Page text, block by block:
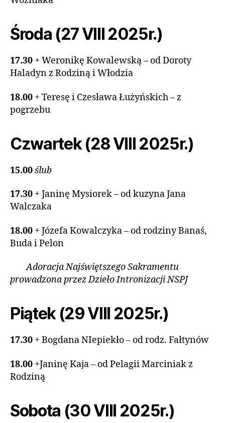
Środa (27 VIII 2025r.)
17.30 + Weronikę Kowalewską – od Doroty
Haladyn z Rodziną i Włodzia
18.00 + Teresę i Czesława Łużyńskich – z
pogrzebu
Czwartek (28 VIII 2025r.)
15.00ślub
17.30 + Janinę Mysiorek – od kuzyna Jana
Walczaka
18.00 + Józefa Kowalczyka – od rodziny Banaś,
Buda i Pelon
Adoracja Najświętszego Sakramentu
prowadzona przez Dzieło Intronizacji NSPJ
Piątek (29 VIII 2025r.)
17.30 + Bogdana NIepiekło – od rodz. Fałtynów
18.00 +Janinę Kaja – od Pelagii Marciniak z
Rodziną
Sobota (30 VIII 2025r.)